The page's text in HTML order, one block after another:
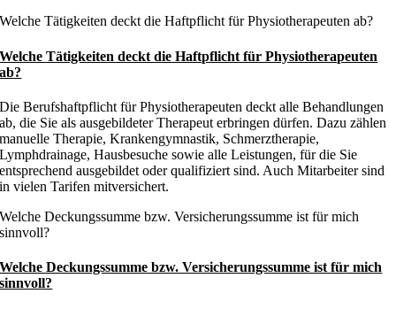
Welche Tätigkeiten deckt die Haftpflicht für Physiotherapeuten ab?
Welche Tätigkeiten deckt die Haftpflicht für Physiotherapeuten
ab?
Die Berufshaftpflicht für Physiotherapeuten deckt alle Behandlungen
ab, die Sie als ausgebildeter Therapeut erbringen dürfen. Dazu zählen
manuelle Therapie, Krankengymnastik, Schmerztherapie,
Lymphdrainage, Hausbesuche sowie alle Leistungen, für die Sie
entsprechend ausgebildet oder qualifiziert sind. Auch Mitarbeiter sind
in vielen Tarifen mitversichert.
Welche Deckungssumme bzw. Versicherungssumme ist für mich
sinnvoll?
Welche Deckungssumme bzw. Versicherungssumme ist für mich
sinnvoll?